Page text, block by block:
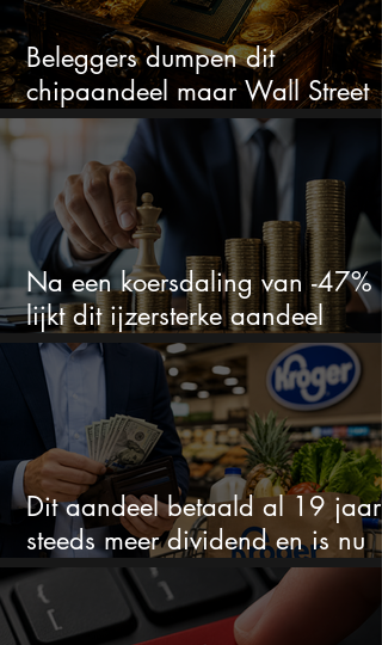
Beleggers dumpen dit
chipaandeel maar Wall Street
ziet een zeldzame koopkans
Na een koersdaling van -47%
lijkt dit ijzersterke aandeel
aantrekkelijker dan ooit
Dit aandeel betaald al 19 jaar
steeds meer dividend en is nu
goedkoop